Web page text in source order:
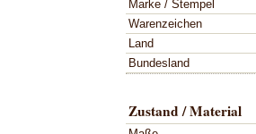
Marke / Stempel
Warenzeichen
Land
Bundesland
Zustand / Material